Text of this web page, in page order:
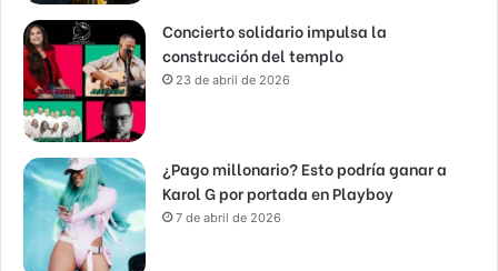
Concierto solidario impulsa la
construcción del templo
23 de abril de 2026
¿Pago millonario? Esto podría ganar a
Karol G por portada en Playboy
7 de abril de 2026